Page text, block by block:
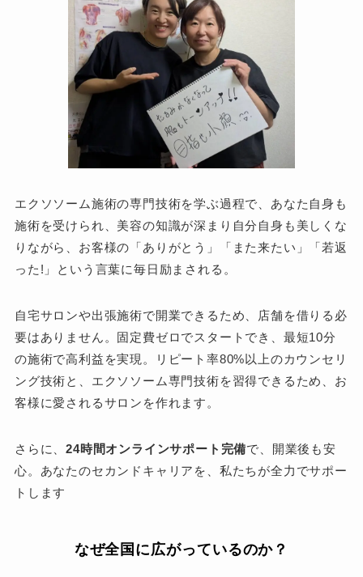
エクソソーム施術の専門技術を学ぶ過程で、あなた自身も
施術を受けられ、美容の知識が深まり自分自身も美しくな
りながら、お客様の「ありがとう」「また来たい」「若返
った!」という言葉に毎日励まされる。
自宅サロンや出張施術で開業できるため、店舗を借りる必
要はありません。固定費ゼロでスタートでき、最短10分
の施術で高利益を実現。リピート率80%以上のカウンセリ
ング技術と、エクソソーム専門技術を習得できるため、お
客様に愛されるサロンを作れます。
さらに、24時間オンラインサポート完備で、開業後も安
心。あなたのセカンドキャリアを、私たちが全力でサポー
トします
なぜ全国に広がっているのか？